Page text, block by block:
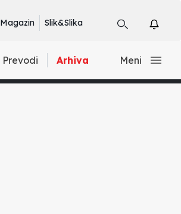
Magazin Slik&Slika
Prevodi Arhiva Meni